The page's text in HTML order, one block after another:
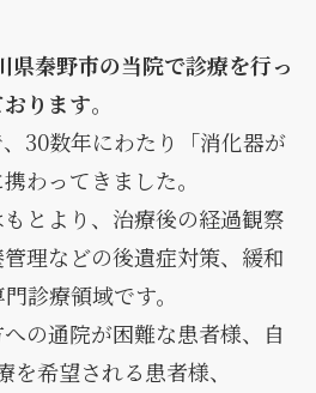
県秦野市の当院で診療を行っ
ります。
30数年にわたり「消化器が
わってきました。
とより、治療後の経過観察
理などの後遺症対策、緩和
診療領域です。
の通院が困難な患者様、自
を希望される患者様、